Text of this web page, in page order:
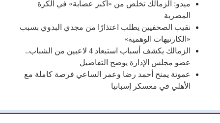
ميدو: الزمالك تخلّص من «أكبر عصابة» في الكرة
المصرية
نقيب الصحفيين يطلب اعتذارًا من مجدي البدوي بسبب
«الكارنيهات الوهمية»
الزمالك يكشف أسباب استبعاد 4 لاعبين من الشباب..
عضو مجلس الإدارة يوضح التفاصيل
عموتة يمنح أحمد رضا وعمر الساعي فرصة كاملة مع
الأهلي في معسكر إسبانيا